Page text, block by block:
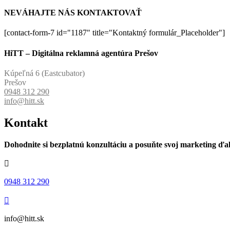
NEVÁHAJTE NÁS KONTAKTOVAŤ
[contact-form-7 id="1187" title="Kontaktný formulár_Placeholder"]
HiTT – Digitálna reklamná agentúra Prešov
Kúpeľná 6 (Eastcubator)
Prešov
0948 312 290
info@hitt.sk
Kontakt
Dohodnite si bezplatnú konzultáciu a posuňte svoj marketing

0948 312 290

info@hitt.sk